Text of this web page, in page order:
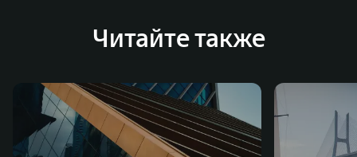
зарубежных – в России, Таиланде, Бразилии и Индии, а
Читайте также